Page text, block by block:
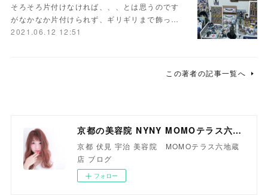
そろそろ片付けなければ、、、とは思うのです
がなかなか片付けられず、ギリギリまで飾っ…
2021.06.12 12:51
この著者の記事一覧へ
京都の美容院 NYNY MOMOテラス六地蔵店
京都 伏見 宇治 美容院 MOMOテラス六地蔵
店 ブログ
フォロー